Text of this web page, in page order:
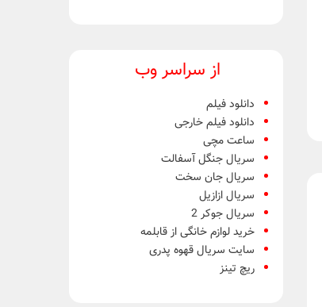
از سراسر وب
دانلود فیلم
دانلود فیلم خارجی
ساعت مچی
سریال جنگل آسفالت
سریال جان سخت
سریال ازازیل
سریال جوکر 2
خرید لوازم خانگی از قابلمه
سایت سریال قهوه پدری
ریچ تینز